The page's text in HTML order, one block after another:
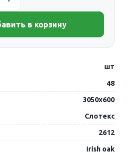
в корзину
шт
48
3050х600
Слотекс
2612
Irish oak